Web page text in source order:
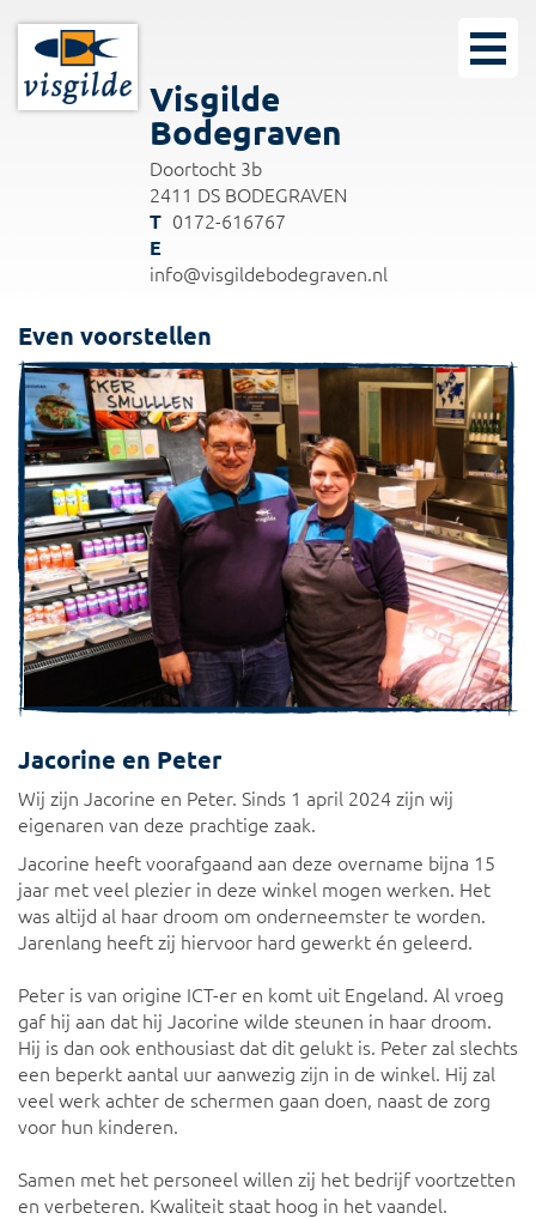
Visgilde
Bodegraven
Doortocht 3b
2411 DS BODEGRAVEN
0172-616767
info@visgildebodegraven.nl
Even voorstellen
Jacorine en Peter
Wij zijn Jacorine en Peter. Sinds 1 april 2024 zijn wij
eigenaren van deze prachtige zaak.
Jacorine heeft voorafgaand aan deze overname bijna 15
jaar met veel plezier in deze winkel mogen werken. Het
was altijd al haar droom om onderneemster te worden.
Jarenlang heeft zij hiervoor hard gewerkt én geleerd.
Peter is van origine ICT-er en komt uit Engeland. Al vroeg
gaf hij aan dat hij Jacorine wilde steunen in haar droom.
Hij is dan ook enthousiast dat dit gelukt is. Peter zal slechts
een beperkt aantal uur aanwezig zijn in de winkel. Hij zal
veel werk achter de schermen gaan doen, naast de zorg
voor hun kinderen.
Samen met het personeel willen zij het bedrijf voortzetten
en verbeteren. Kwaliteit staat hoog in het vaandel.